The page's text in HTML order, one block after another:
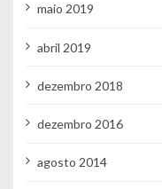
maio 2019
abril 2019
dezembro 2018
dezembro 2016
agosto 2014